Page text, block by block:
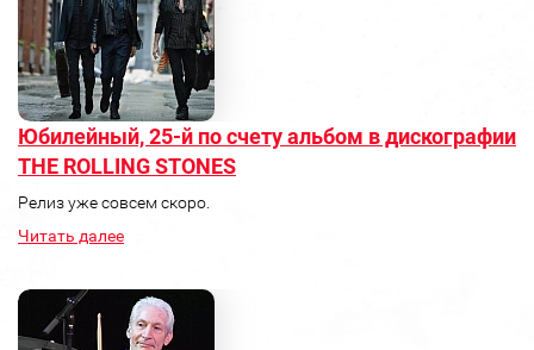
Юбилейный, 25-й по счету альбом в дискографии
THE ROLLING STONES
Релиз уже совсем скоро.
Читать далее